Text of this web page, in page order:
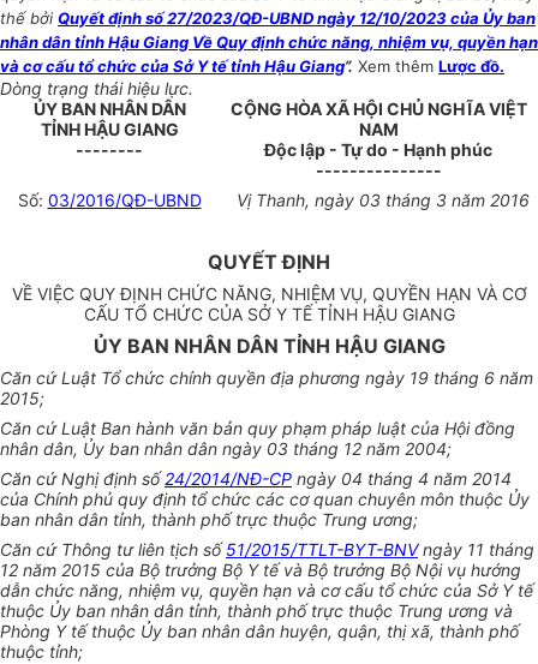
thế bởi Quyết định số 27/2023/QĐ-UBND ngày 12/10/2023 của Ủy ban
nhân dân tỉnh Hậu Giang Về Quy định chức năng, nhiệm vụ, quyền hạn
và cơ cấu tổ chức của Sở Y tế tỉnh Hậu Giang”. Xem thêm Lược đồ.
Dòng trạng thái hiệu lực.
ỦY BAN NHÂN DÂN
TỈNH HẬU GIANG
--------
CỘNG HÒA XÃ HỘI CHỦ NGHĨA VIỆT
NAM
Độc lập - Tự do - Hạnh phúc
---------------
Số: 03/2016/QĐ-UBND Vị Thanh, ngày 03 tháng 3 năm 2016
QUYẾT ĐỊNH
VỀ VIỆC QUY ĐỊNH CHỨC NĂNG, NHIỆM VỤ, QUYỀN HẠN VÀ CƠ
CẤU TỔ CHỨC CỦA SỞ Y TẾ TỈNH HẬU GIANG
ỦY BAN NHÂN DÂN TỈNH HẬU GIANG
Căn cứ Luật Tổ chức chính quyền địa phương ngày 19 tháng 6 năm
2015;
Căn cứ Luật Ban hành văn bản quy phạm pháp luật của Hội đồng
nhân dân, Ủy ban nhân dân ngày 03 tháng 12 năm 2004;
Căn cứ Nghị định số24/2014/NĐ-CP ngày 04 tháng 4 năm 2014
của Chính phủ quy định tổ chức các cơ quan chuyên môn thuộc Ủy
ban nhân dân tỉnh, thành phố trực thuộc Trung ương;
Căn cứ Thông tư liên tịch số51/2015/TTLT-BYT-BNVngày 11 tháng
12 năm 2015 của Bộ trưởng Bộ Y tế và Bộ trưởng Bộ Nội vụ hướng
dẫn chức năng, nhiệm vụ, quyền hạn và cơ cấu tổ chức của Sở Y tế
thuộc Ủy ban nhân dân tỉnh, thành phố trực thuộc Trung ương và
Phòng Y tế thuộc Ủy ban nhân dân huyện, quận, thị xã, thành phố
thuộc tỉnh;